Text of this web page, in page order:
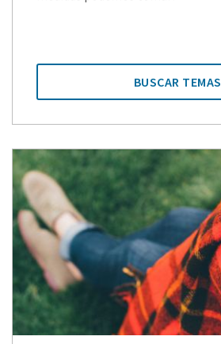
BUSCAR TEMAS